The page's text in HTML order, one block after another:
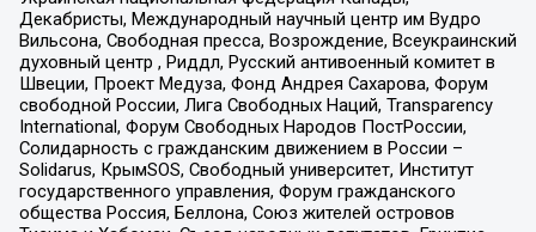
Декабристы, Международный научный центр им Вудро
Вильсона, Свободная пресса, Возрождение, Всеукраинский
духовный центр , Риддл, Русский антивоенный комитет в
Швеции, Проект Медуза, Фонд Андрея Сахарова, Форум
свободной России, Лига Свободных Наций, Transparеncy
International, Форум Свободных Народов ПостРоссии,
Солидарность с гражданским движением в России –
Solidarus, КрымSOS, Свободный университет, Институт
государственного управления, Форум гражданского
общества Россия, Беллона, Союз жителей островов